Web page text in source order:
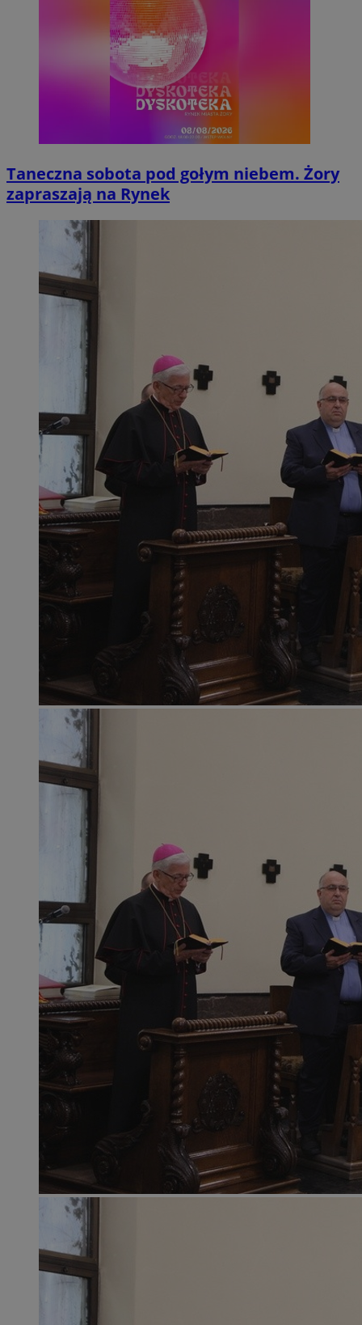
Taneczna sobota pod gołym niebem. Żory
zapraszają na Rynek